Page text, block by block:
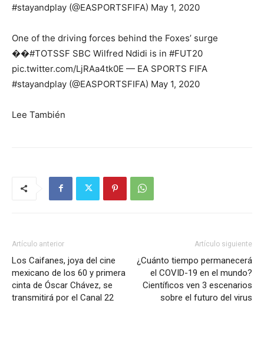
#stayandplay (@EASPORTSFIFA) May 1, 2020
One of the driving forces behind the Foxes’ surge
��#TOTSSF SBC Wilfred Ndidi is in #FUT20
pic.twitter.com/LjRAa4tk0E — EA SPORTS FIFA
#stayandplay (@EASPORTSFIFA) May 1, 2020
Lee También
Artículo anterior
Los Caifanes, joya del cine
mexicano de los 60 y primera
cinta de Óscar Chávez, se
transmitirá por el Canal 22
Artículo siguiente
¿Cuánto tiempo permanecerá
el COVID-19 en el mundo?
Científicos ven 3 escenarios
sobre el futuro del virus